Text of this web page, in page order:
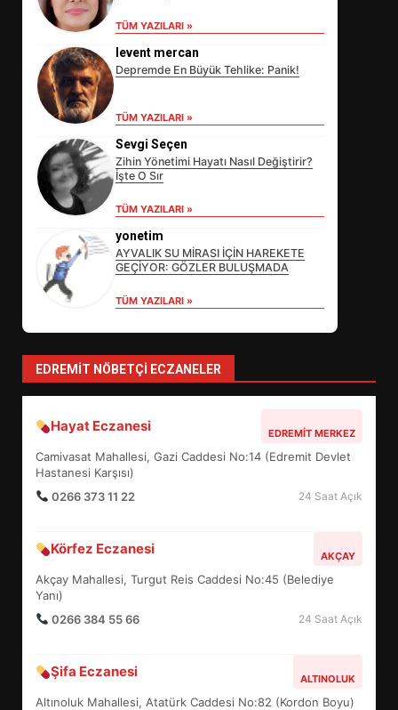
TÜM YAZILARI »
levent mercan
Depremde En Büyük Tehlike: Panik!
TÜM YAZILARI »
Sevgi Seçen
Zihin Yönetimi Hayatı Nasıl Değiştirir?
İşte O Sır
TÜM YAZILARI »
yonetim
AYVALIK SU MİRASI İÇİN HAREKETE
GEÇİYOR: GÖZLER BULUŞMADA
TÜM YAZILARI »
EDREMIT NÖBETÇI ECZANELER
Hayat Eczanesi EDREMIT MERKEZ
Camivasat Mahallesi, Gazi Caddesi No:14 (Edremit Devlet
Hastanesi Karşısı)
0266 373 11 22
24 Saat Açık
Körfez Eczanesi AKÇAY
Akçay Mahallesi, Turgut Reis Caddesi No:45 (Belediye
Yanı)
0266 384 55 66
24 Saat Açık
Şifa Eczanesi ALTINOLUK
Altınoluk Mahallesi, Atatürk Caddesi No:82 (Kordon Boyu)
SÜRDÜRÜLEBİLİRLİKTE NE
DEĞİŞECEK?
4
5
BALIKESİR MÜZELERİNDE SÜRE
UZATILDI: NE DEĞİŞTİ?
6
TURNUVASI KAYITLARI NEYİ
7
YENİ YÖNETİM NASIL
ŞEKİLLENDİ?